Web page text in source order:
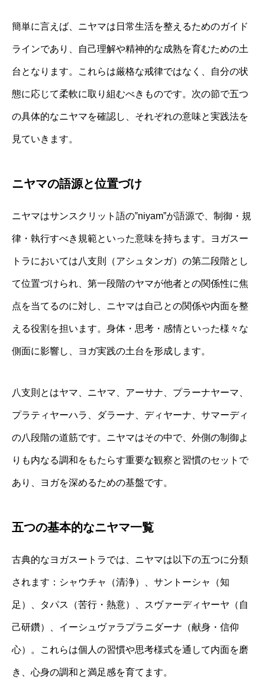
簡単に言えば、ニヤマは日常生活を整えるためのガイド
ラインであり、自己理解や精神的な成熟を育むための土
台となります。これらは厳格な戒律ではなく、自分の状
態に応じて柔軟に取り組むべきものです。次の節で五つ
の具体的なニヤマを確認し、それぞれの意味と実践法を
見ていきます。
ニヤマの語源と位置づけ
ニヤマはサンスクリット語の‟niyam”が語源で、制御・規
律・執行すべき規範といった意味を持ちます。ヨガスー
トラにおいては八支則（アシュタンガ）の第二段階とし
て位置づけられ、第一段階のヤマが他者との関係性に焦
点を当てるのに対し、ニヤマは自己との関係や内面を整
える役割を担います。身体・思考・感情といった様々な
側面に影響し、ヨガ実践の土台を形成します。
八支則とはヤマ、ニヤマ、アーサナ、プラーナヤーマ、
プラティヤーハラ、ダラーナ、ディヤーナ、サマーディ
の八段階の道筋です。ニヤマはその中で、外側の制御よ
りも内なる調和をもたらす重要な観察と習慣のセットで
あり、ヨガを深めるための基盤です。
五つの基本的なニヤマ一覧
古典的なヨガスートラでは、ニヤマは以下の五つに分類
されます：シャウチャ（清浄）、サントーシャ（知
足）、タパス（苦行・熱意）、スヴァーディヤーヤ（自
己研鑽）、イーシュヴァラプラニダーナ（献身・信仰
心）。これらは個人の習慣や思考様式を通して内面を磨
き、心身の調和と満足感を育てます。